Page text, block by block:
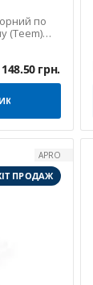
по
(Teem)
148.50 грн.
APRO
ПРОДАЖ